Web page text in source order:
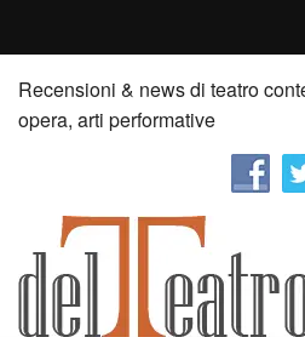
Home
Recensioni
News
Palazzi consiglia
Recensioni & news di teatro
opera, arti performative